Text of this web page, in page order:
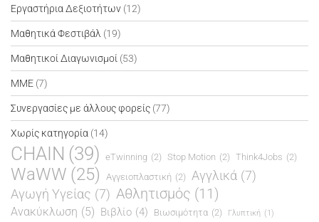
Εργαστήρια Δεξιοτήτων (12)
Μαθητικά Φεστιβάλ (19)
Μαθητικοί Διαγωνισμοί (53)
ΜΜΕ (7)
Συνεργασίες με άλλους φορείς (77)
Χωρίς κατηγορία (14)
CHAIN (39) eTwinning (2) Stop Motion (2) Think4Jobs (2)
WaWW (25) Αγγειοπλαστική (2) Αγγλικά (7)
Αγωγή Υγείας (7) Αθλητισμός (11)
Ανακύκλωση (5) Βιβλίο (4) Βιωσιμότητα (2) Γλυπτική (1)